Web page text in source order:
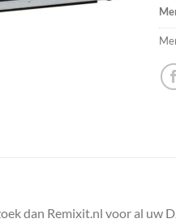
dan Remixit.nl voor al uw